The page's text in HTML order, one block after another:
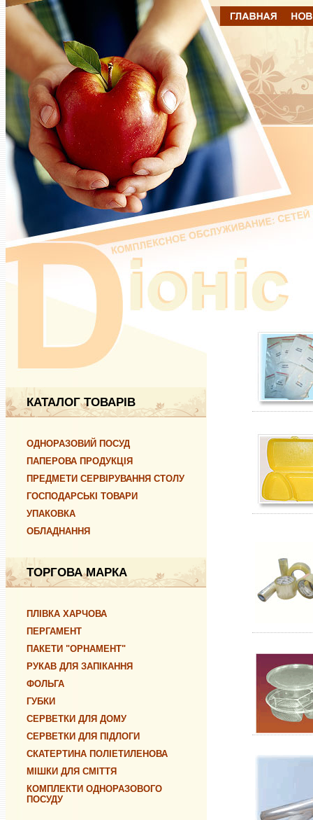
КАТАЛОГ ТОВАРІВ
ОДНОРАЗОВИЙ ПОСУД
ПАПЕРОВА ПРОДУКЦІЯ
ПРЕДМЕТИ СЕРВІРУВАННЯ СТОЛУ
ГОСПОДАРСЬКІ ТОВАРИ
УПАКОВКА
ОБЛАДНАННЯ
ТОРГОВА МАРКА
ПЛІВКА ХАРЧОВА
ПЕРГАМЕНТ
ПАКЕТИ "ОРНАМЕНТ"
РУКАВ ДЛЯ ЗАПІКАННЯ
ФОЛЬГА
ГУБКИ
СЕРВЕТКИ ДЛЯ ДОМУ
СЕРВЕТКИ ДЛЯ ПІДЛОГИ
СКАТЕРТИНА ПОЛІЕТИЛЕНОВА
МІШКИ ДЛЯ СМІТТЯ
КОМПЛЕКТИ ОДНОРАЗОВОГО
ПОСУДУ